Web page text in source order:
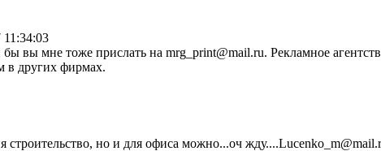
11:34:03
бы вы мне тоже прислать на mrg_print@mail.ru. Рекламное
в других фирмах.
но и для офиса можно...оч